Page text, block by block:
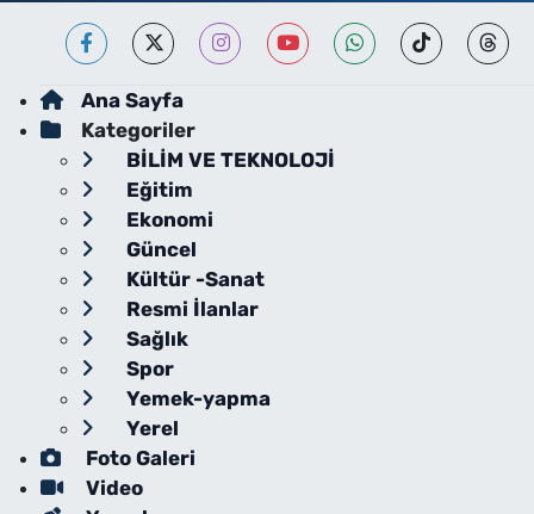
Ana Sayfa
Kategoriler
BİLİM VE TEKNOLOJİ
Eğitim
Ekonomi
Güncel
Kültür -Sanat
Resmi İlanlar
Sağlık
Spor
Yemek-yapma
Yerel
Foto Galeri
Video